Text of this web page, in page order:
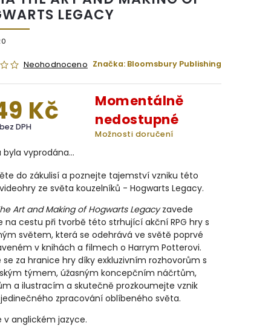
LEGACY
Neohodnoceno Značka: Bloomsbury Publishing
Kč
DPH
Momentálně
nedostupné
Možnosti doručení
byla vyprodána…
do zákulisí a poznejte tajemství vzniku této
ze světa kouzelníků - Hogwarts Legacy.
Art and Making of Hogwarts Legacyzavede
na cestu při tvorbě této strhující akční RPG hry s
světem, která se odehrává ve světě poprvé
v knihách a filmech o Harrym Potterovi.
se za hranice hry díky exkluzivním rozhovorům s
týmem, úžasným koncepčním náčrtům,
a ilustracím a skutečně prozkoumejte vznik
zpracování oblíbeného světa.
v anglickém jazyce.